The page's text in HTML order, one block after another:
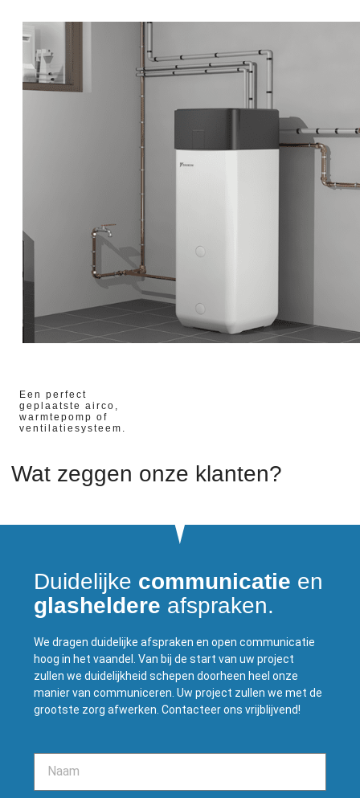
Een perfect
geplaatste airco,
warmtepomp of
ventilatiesysteem.
Wat zeggen onze klanten?
Duidelijke communicatie en
glasheldere afspraken.
We dragen duidelijke afspraken en open communicatie
hoog in het vaandel. Van bij de start van uw project
zullen we duidelijkheid schepen doorheen heel onze
manier van communiceren. Uw project zullen we met de
grootste zorg afwerken. Contacteer ons vrijblijvend!